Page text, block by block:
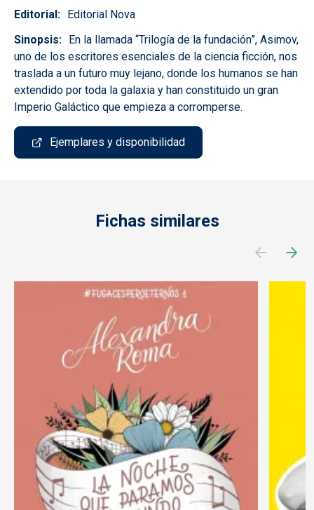
Editorial
Editorial Nova
Sinopsis
En la llamada “Trilogía de la fundación”, Asimov,
uno de los escritores esenciales de la ciencia ficción, nos
traslada a un futuro muy lejano, donde los humanos se han
extendido por toda la galaxia y han constituido un gran
Imperio Galáctico que empieza a corromperse.
Ejemplares y disponibilidad
Fichas similares